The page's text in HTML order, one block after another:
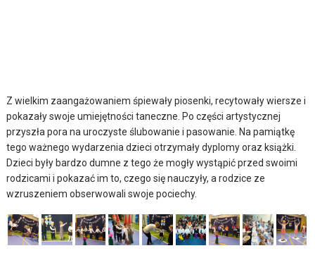
Z wielkim zaangażowaniem śpiewały piosenki, recytowały wiersze i
pokazały swoje umiejętności taneczne. Po części artystycznej
przyszła pora na uroczyste ślubowanie i pasowanie. Na pamiątkę
tego ważnego wydarzenia dzieci otrzymały dyplomy oraz książki.
Dzieci były bardzo dumne z tego że mogły wystąpić przed swoimi
rodzicami i pokazać im to, czego się nauczyły, a rodzice ze
wzruszeniem obserwowali swoje pociechy.